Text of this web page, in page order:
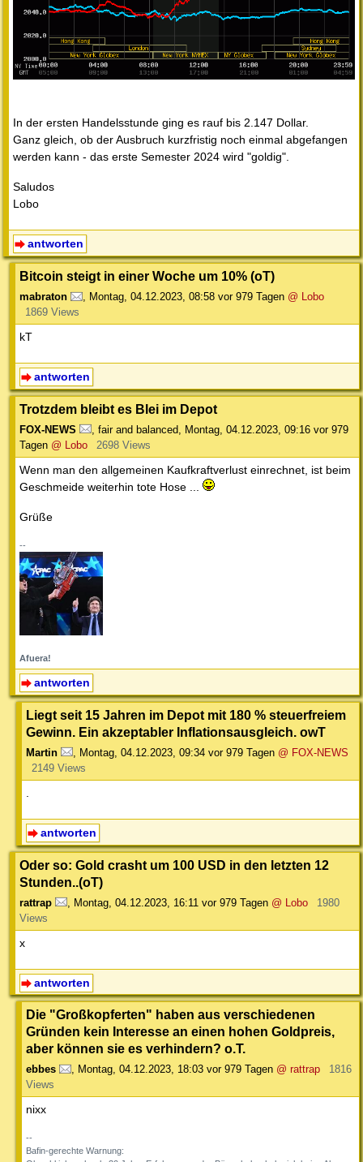
In der ersten Handelsstunde ging es rauf bis 2.147 Dollar.
Ganz gleich, ob der Ausbruch kurzfristig noch einmal abgefangen
werden kann - das erste Semester 2024 wird "goldig".
Saludos
Lobo
antworten
Bitcoin steigt in einer Woche um 10% (oT)
mabraton Montag, 04.12.2023, 08:58 vor 979 Tagen @ Lobo
1869 Views
kT
antworten
Trotzdem bleibt es Blei im Depot
FOX-NEWS fair and balanced Montag, 04.12.2023, 09:16 vor 979
Tagen @ Lobo 2698 Views
Wenn man den allgemeinen Kaufkraftverlust einrechnet, ist beim
Geschmeide weiterhin tote Hose ...
Grüße
--
Afuera!
antworten
Liegt seit 15 Jahren im Depot mit 180 % steuerfreiem
Gewinn. Ein akzeptabler Inflationsausgleich. owT
Martin Montag, 04.12.2023, 09:34 vor 979 Tagen @ FOX-NEWS
2149 Views
antworten
Oder so: Gold crasht um 100 USD in den letzten 12
Stunden..(oT)
rattrap Montag, 04.12.2023, 16:11 vor 979 Tagen @ Lobo
1980
Views
x
antworten
Die "Großkopferten" haben aus verschiedenen
Gründen kein Interesse an einen hohen Goldpreis,
aber können sie es verhindern? o.T.
ebbes , Montag, 04.12.2023, 18:03 vor 979 Tagen @ rattrap
1816
Views
nixx
--
Bafin-gerechte Warnung: